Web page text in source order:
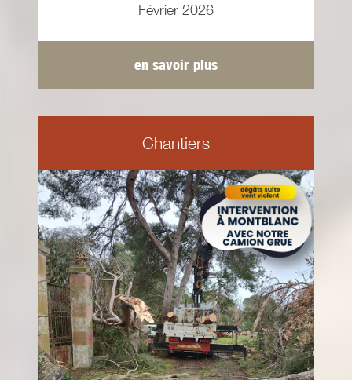
Février 2026
en savoir plus
Chantiers